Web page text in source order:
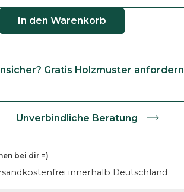
In den Warenkorb
Gratis Holzmuster anfordern
Unverbindliche Beratung
bei dir =)
innerhalb Deutschland